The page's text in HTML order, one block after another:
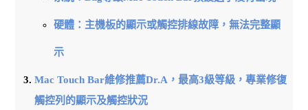
硬體：主機板的顯示或觸控排線故障，無法完整顯
示
Mac Touch Bar維修推薦Dr.A，最高3級等級，專業修復
觸控列的顯示及觸控狀況